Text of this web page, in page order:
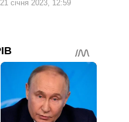
21 січня 2023, 12:59